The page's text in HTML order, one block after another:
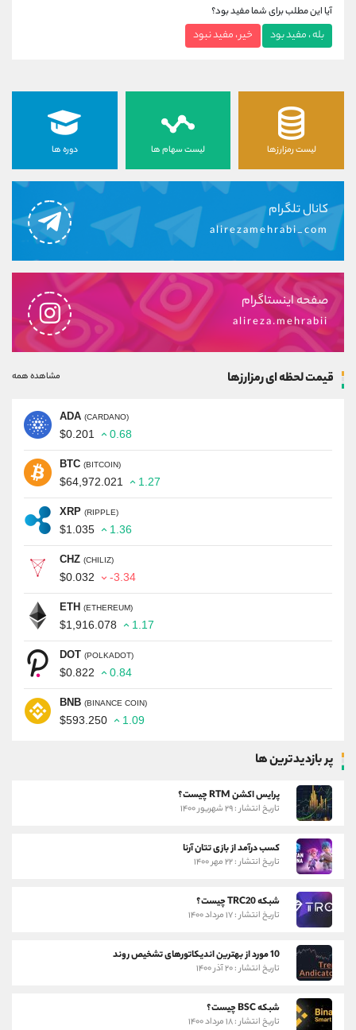
آیا این مطلب برای شما مفید بود؟
بله ، مفید بود خیر ، مفید نبود
لیست رمزارزها لیست سهام ها دوره ها
کانال تلگرام
alirezamehrabi_com
صفحه اینستاگرام
alireza.mehrabii
قیمت لحظه ای رمزارزها مشاهده همه
ADA (CARDANO)
$0.201 0.68
BTC (BITCOIN)
$64,972.021 1.27
XRP (RIPPLE)
$1.035 1.36
CHZ (CHILIZ)
$0.032 -3.34
ETH (ETHEREUM)
$1,916.078 1.17
DOT (POLKADOT)
$0.822 0.84
BNB (BINANCE COIN)
$593.250 1.09
پر بازدیدترین ها
پرایس اکشن RTM چیست؟
تاریخ انتشار : ۲۹ شهریور ۱۴۰۰
کسب درآمد از بازی تتان آرنا
تاریخ انتشار : ۲۲ مهر ۱۴۰۰
شبکه TRC20 چیست؟
تاریخ انتشار : ۱۷ مرداد ۱۴۰۰
10 مورد از بهترین اندیکاتورهای تشخیص روند
تاریخ انتشار : ۲۰ آذر ۱۴۰۰
شبکه BSC چیست؟
تاریخ انتشار : ۱۸ مرداد ۱۴۰۰